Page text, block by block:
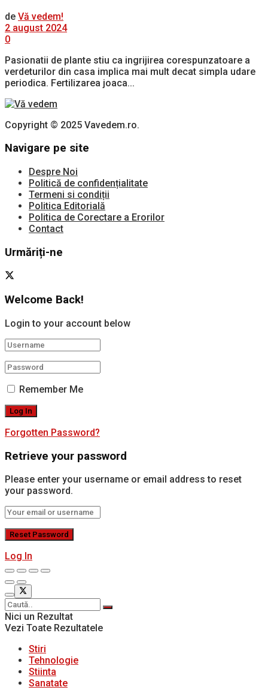
de Vă vedem!
2 august 2024
0
Pasionatii de plante stiu ca ingrijirea corespunzatoare a
verdeturilor din casa implica mai mult decat simpla udare
periodica. Fertilizarea joaca...
Copyright © 2025 Vavedem.ro.
Navigare pe site
Despre Noi
Politică de confidențialitate
Termeni si condiții
Politica Editorială
Politica de Corectare a Erorilor
Contact
Urmăriți-ne
Welcome Back!
Login to your account below
Remember Me
Forgotten Password?
Retrieve your password
Please enter your username or email address to reset
your password.
Log In
Nici un Rezultat
Vezi Toate Rezultatele
Stiri
Tehnologie
Stiinta
Sanatate